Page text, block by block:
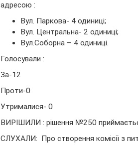
адресою :
Вул. Паркова- 4 одиниці;
Вул. Центральна- 2 одиниці;
Вул.Соборна – 4 одиниці.
Голосували :
За-12
Проти-0
Утрималися- 0
ВИРІШИЛИ : рішення №250
СЛУХАЛИ: Про створення комісії з